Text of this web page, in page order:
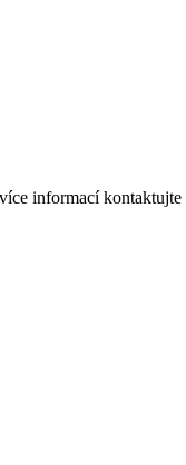
informací kontaktujte